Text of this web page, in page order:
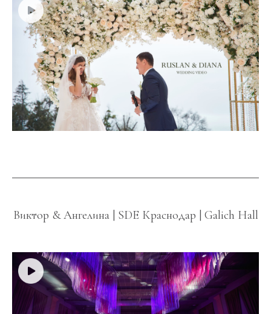
Виктор & Ангелина | SDE Краснодар | Galich Hall